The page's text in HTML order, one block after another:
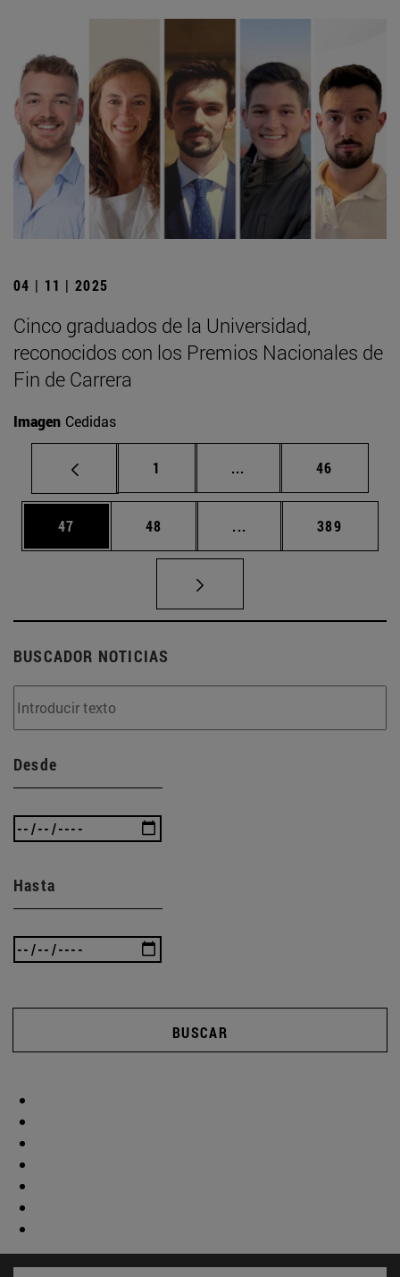
04 | 11 | 2025
Cinco graduados de la Universidad,
reconocidos con los Premios Nacionales de
Fin de Carrera
Imagen Cedidas
Página
1 ... Páginas intermedias
Página
46
Página
47 Página
48 ... Páginas intermedias
Página
389
BUSCADOR NOTICIAS
Desde
Hasta
BUSCAR